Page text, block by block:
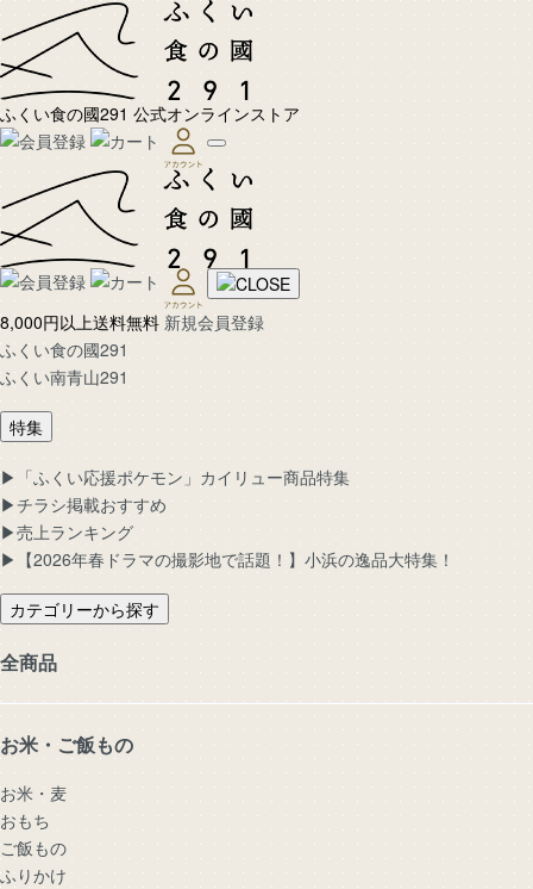
ふくい食の國291 公式オンラインストア
8,000円以上送料無料 新規会員登録
ふくい食の國291
ふくい南青山291
特集
▶︎「ふくい応援ポケモン」カイリュー商品特集
▶︎チラシ掲載おすすめ
▶︎売上ランキング
▶︎【2026年春ドラマの撮影地で話題！】小浜の逸品大特集！
カテゴリーから探す
全商品
お米・ご飯もの
お米・麦
おもち
ご飯もの
ふりかけ